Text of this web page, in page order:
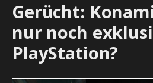
Gerücht:
nur noch
PlayStation?